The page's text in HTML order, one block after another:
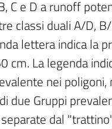
C e D a runoff
classi duali A/D,
lettera indica la
cm. La legenda
nei poligoni,
due Gruppi
dal